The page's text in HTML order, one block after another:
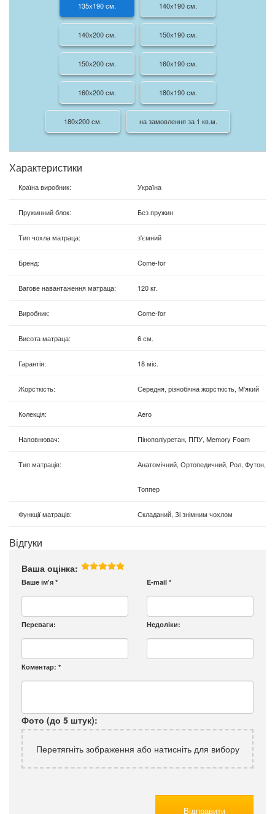
135х190 см. 140х190 см.
140х200 см. 150х190 см.
150х200 см. 160х190 см.
160х200 см. 180х190 см.
180х200 см. на замовлення за 1 кв.м.
Характеристики
Країна виробник: Україна
Пружинний блок: Без пружин
Тип чохла матраца: з'ємний
Бренд: Come-for
Вагове навантаження матраца: 120 кг.
Виробник: Come-for
Висота матраца: 6 см.
Гарантія: 18 міс.
Жорсткість: Середня, різнобічна жорсткість, М'який
Колекція: Aero
Наповнювач: Пінополіуретан, ППУ, Memory Foam
Тип матраців: Анатомічний, Ортопедичний, Рол, Футон,
Топпер
Функції матраців: Складаний, Зі знімним чохлом
Відгуки
Ваша оцінка:
Ваше ім'я * E-mail *
Переваги: Недоліки:
Коментар: *
Фото (до 5 штук):
Перетягніть зображення або натисніть для вибору
Відправити